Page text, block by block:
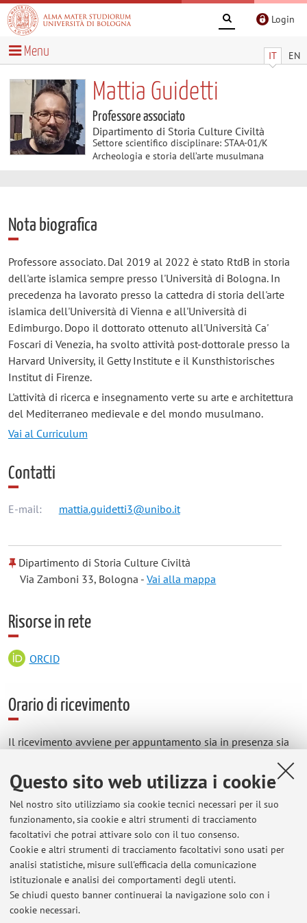
Questo sito web utilizza i cookie
Nel nostro sito utilizziamo sia cookie tecnici necessari per il suo
funzionamento, sia cookie e altri strumenti di tracciamento
facoltativi che potrai attivare solo con il tuo consenso.
Cookie e altri strumenti di tracciamento facoltativi sono usati per
analisi statistiche, misure sull'efficacia della comunicazione
istituzionale e analisi dei comportamenti degli utenti.
Se chiudi questo banner continuerai la navigazione solo con i
cookie necessari.
Login
IT EN
Menu
Mattia Guidetti
Professore associato
Dipartimento di Storia Culture Civiltà
Settore scientifico disciplinare: STAA-01/K
Archeologia e storia dell’arte musulmana
Nota biografica
Professore associato. Dal 2019 al 2022 è stato RtdB in storia
dell'arte islamica sempre presso l'Università di Bologna. In
precedenza ha lavorato presso la cattedra di storia dell'arte
islamica dell'Università di Vienna e all'Università di
Edimburgo. Dopo il dottorato ottenuto all'Università Ca'
Foscari di Venezia, ha svolto attività post-dottorale presso la
Harvard University, il Getty Institute e il Kunsthistorisches
Institut di Firenze.
L'attività di ricerca e insegnamento verte su arte e architettura
del Mediterraneo medievale e del mondo musulmano.
Vai al Curriculum
Contatti
E-mail: mattia.guidetti3@unibo.it
Dipartimento di Storia Culture Civiltà
Via Zamboni 33, Bologna -Vai alla mappa
Risorse in rete
ORCID
Orario di ricevimento
Il ricevimento avviene per appuntamento sia in presenza sia
mattia.guidetti3@unibo.it
Ultimi avvisi
Ciclo di seminari dedicati alla collezione di manoscritti orientali di
Luigi Ferdinando Marsili
Pubblicato il: 11 novembre 2025